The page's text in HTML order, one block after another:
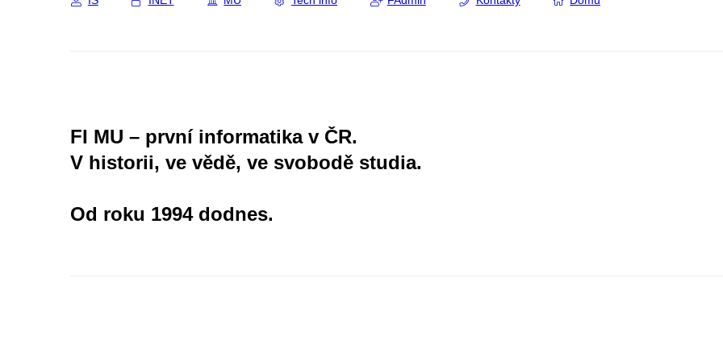
FI MU – první informatika v ČR.
V historii, ve vědě, ve svobodě studia.
Od roku 1994 dodnes.